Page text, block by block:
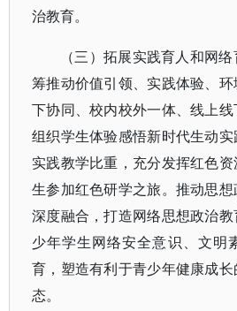
治教育。
（三）拓展实践育人和网
筹推动价值引领、实践体验、
下协同、校内校外一体、线上线
组织学生体验感悟新时代生动
实践教学比重，充分发挥红色
生参加红色研学之旅。推动思
深度融合，打造网络思想政治
少年学生网络安全意识、文明
育，塑造有利于青少年健康成
态。